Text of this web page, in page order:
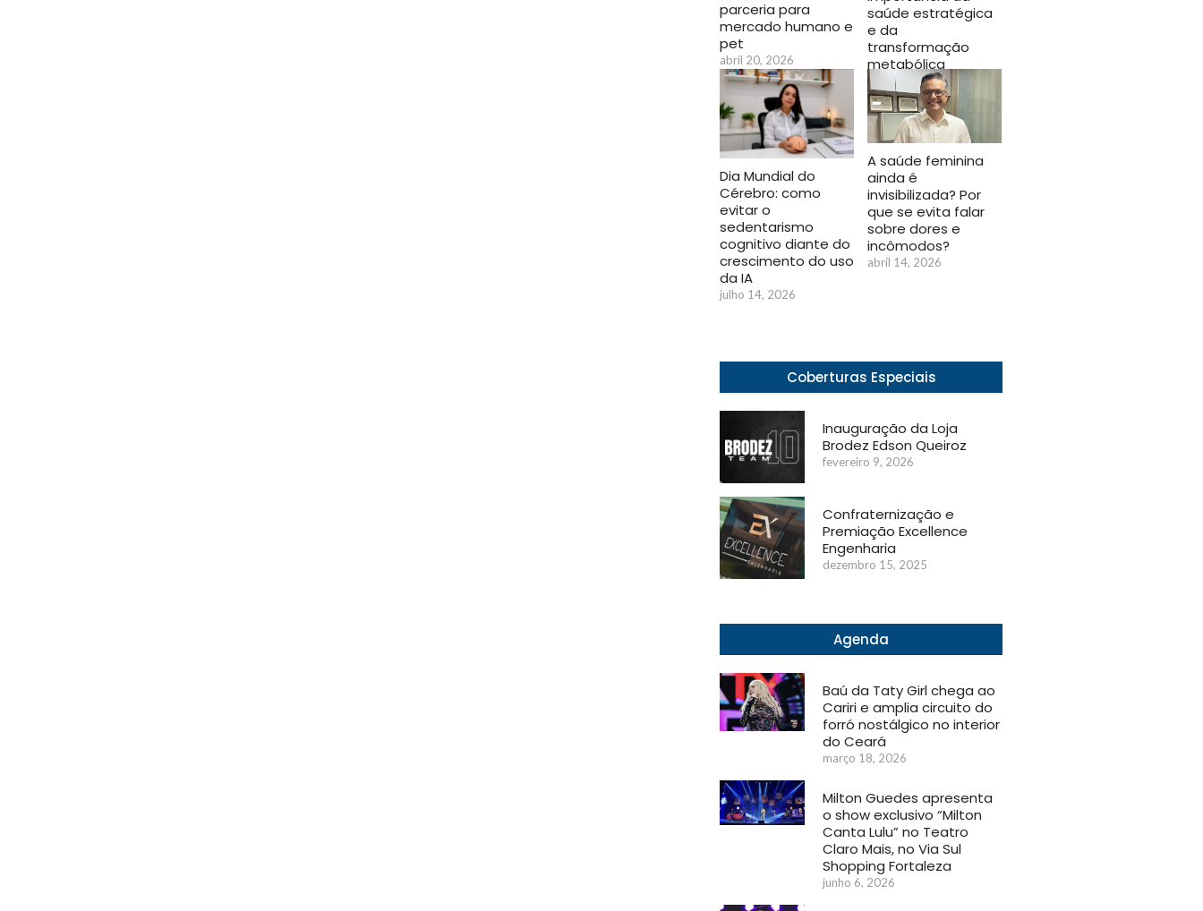
parceria para
mercado humano e
pet
abril 20, 2026
saúde estratégica
e da
transformação
metabólica
abril 14, 2026
Dia Mundial do
Cérebro: como
evitar o
sedentarismo
cognitivo diante do
crescimento do uso
da IA
julho 14, 2026
A saúde feminina
ainda é
invisibilizada? Por
que se evita falar
sobre dores e
incômodos?
abril 14, 2026
Coberturas Especiais
Inauguração da Loja
Brodez Edson Queiroz
fevereiro 9, 2026
Confraternização e
Premiação Excellence
Engenharia
dezembro 15, 2025
Agenda
Baú da Taty Girl chega ao
Cariri e amplia circuito do
forró nostálgico no interior
do Ceará
março 18, 2026
Milton Guedes apresenta
o show exclusivo “Milton
Canta Lulu” no Teatro
Claro Mais, no Via Sul
Shopping Fortaleza
junho 6, 2026